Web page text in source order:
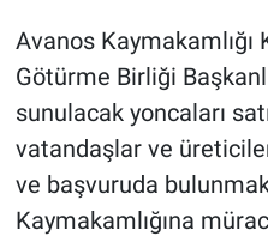
Avanos Kaymakamlığı
Götürme Birliği
sunulacak yoncaları
vatandaşlar ve
ve başvuruda
Kaymakamlığına